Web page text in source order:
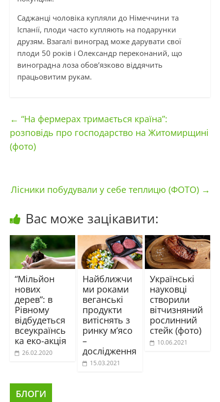
Саджанці чоловіка купляли до Німеччини та
Іспанії, плоди часто купляють на подарунки
друзям. Взагалі виноград може дарувати свої
плоди 50 років і Олександр переконаний, що
виноградна лоза обов’язково віддячить
працьовитим рукам.
← “На фермерах тримається країна”:
розповідь про господарство на Житомирщині
(фото)
Лісники побудували у себе теплицю (ФОТО) →
Вас може зацікавити:
“Мільйон
нових
дерев”: в
Рівному
відбудеться
всеукраїнсь
ка еко-акція
26.02.2020
Найближчи
ми роками
веганські
продукти
витіснять з
ринку м’ясо
–
дослідження
15.03.2021
Українські
науковці
створили
вітчизняний
рослинний
стейк (фото)
10.06.2021
БЛОГИ